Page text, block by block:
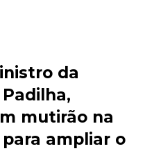
da
mutirão na
ampliar o